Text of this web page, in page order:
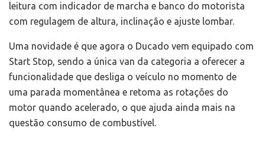
leitura com indicador de marcha e banco do motorista
com regulagem de altura, inclinação e ajuste lombar.
Uma novidade é que agora o Ducado vem equipado com
Start Stop, sendo a única van da categoria a oferecer a
funcionalidade que desliga o veículo no momento de
uma parada momentânea e retoma as rotações do
motor quando acelerado, o que ajuda ainda mais na
questão consumo de combustível.